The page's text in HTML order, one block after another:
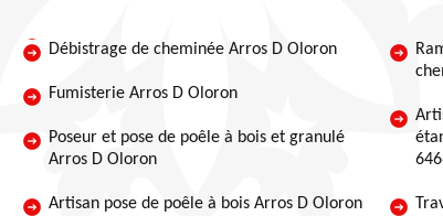
Débistrage de cheminée Arros D Oloron
Fumisterie Arros D Oloron
Poseur et pose de poêle à bois et granulé
Arros D Oloron
Artisan pose de poêle à bois Arros D Oloron